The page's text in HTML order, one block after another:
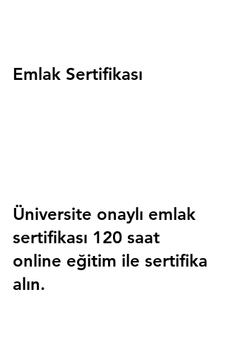
Emlak Sertifikası
Üniversite onaylı emlak
sertifikası 120 saat
online eğitim ile sertifika
alın.